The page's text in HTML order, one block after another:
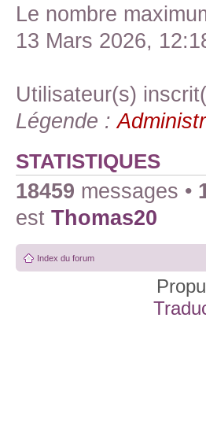
Le nombre
13 Mars 2026,
Utilisateur(s)
Légende :
STATISTIQUES
18459 messages •
est Thomas20
Index du forum